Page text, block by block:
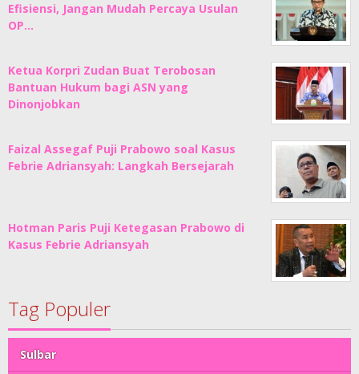
Efisiensi, Jangan Mudah Percaya Usulan
OP…
Ketua Korpri Zudan Buat Terobosan
Bantuan Hukum bagi ASN yang
Dinonjobkan
Faizal Assegaf Puji Prabowo soal Kasus
Febrie Adriansyah: Langkah Bersejarah
Hotman Paris Puji Ketegasan Prabowo di
Kasus Febrie Adriansyah
Tag Populer
Sulbar